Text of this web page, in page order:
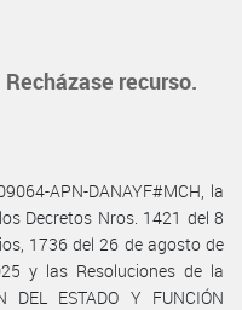
recurso.
APN-DANAYF#MCH, la
Decretos Nros. 1421 del 8
1736 del 26 de agosto de
y las Resoluciones de la
DEL ESTADO Y FUNCIÓN